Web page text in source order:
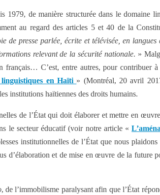
de manière structurée dans le domaine
au regard des articles 5 et 40 de la
presse parlée, écrite et télévisée, en
relevant de la sécurité nationale. »
C’est, entre autres, pour contribuer
en Haïti » (Montréal, 20 avril
institutions haïtiennes des droits humains.
de l’État qui doit élaborer et mettre en
le secteur éducatif (voir notre article «
institutionnelles de l’État que nous
d’élaboration et de mise en œuvre de la
, de l’immobilisme paralysant afin que l’État